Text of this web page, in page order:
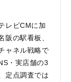
レビCMに加
阪の駅看板、
ャネル戦略で
・実店舗の3
定点調査では